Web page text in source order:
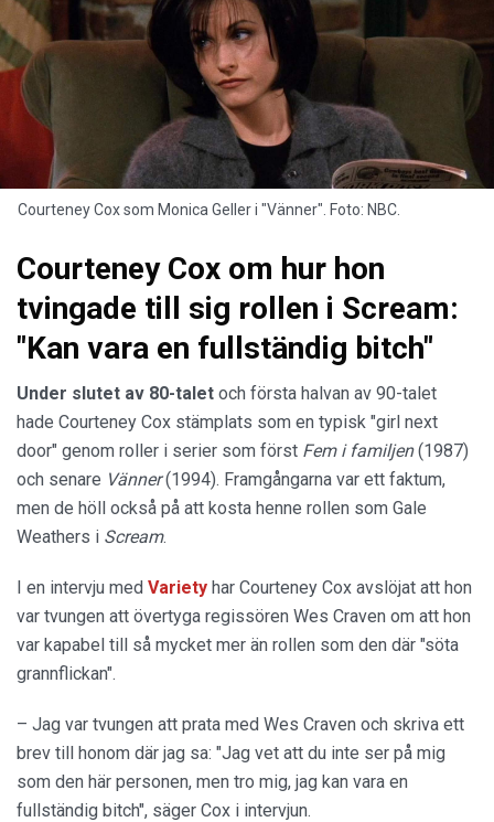
Courteney Cox som Monica Geller i "Vänner". Foto: NBC.
Courteney Cox om hur hon
tvingade till sig rollen i Scream:
"Kan vara en fullständig bitch"
Under slutet av 80-talet och första halvan av 90-talet
hade Courteney Cox stämplats som en typisk "girl next
door" genom roller i serier som först Fem i familjen(1987)
och senare Vänner(1994). Framgångarna var ett faktum,
men de höll också på att kosta henne rollen som Gale
Weathers i Scream.
I en intervju med Variety har Courteney Cox avslöjat att hon
var tvungen att övertyga regissören Wes Craven om att hon
var kapabel till så mycket mer än rollen som den där "söta
grannflickan".
– Jag var tvungen att prata med Wes Craven och skriva ett
brev till honom där jag sa: "Jag vet att du inte ser på mig
som den här personen, men tro mig, jag kan vara en
fullständig bitch", säger Cox i intervjun.